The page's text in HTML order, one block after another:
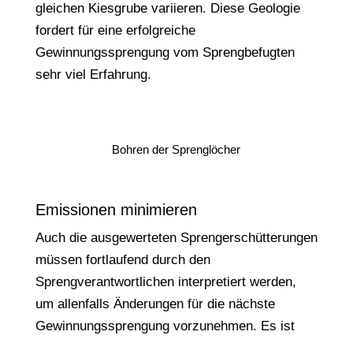
gleichen Kiesgrube variieren. Diese Geologie
fordert für eine erfolgreiche
Gewinnungssprengung vom Sprengbefugten
sehr viel Erfahrung.
Bohren der Sprenglöcher
Emissionen minimieren
Auch die ausgewerteten Sprengerschütterungen
müssen fortlaufend durch den
Sprengverantwortlichen interpretiert werden,
um allenfalls Änderungen für die nächste
Gewinnungssprengung vorzunehmen. Es ist